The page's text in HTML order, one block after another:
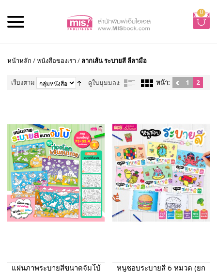
0
หน้าหลัก /หนังสือของเรา / ลากเส้น ระบายสี ลีลามือ
เรียงตาม ดูในมุมมอง: หน้า: 1 2
แผ่นภาพระบายสีขนาดจัมโบ้
หนูชอบระบายสี 6 หมวด (ยก